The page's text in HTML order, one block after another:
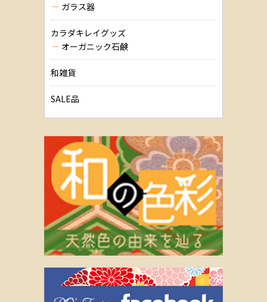
ガラス器
カラダキレイグッズ
オーガニック石鹸
和雑貨
SALE品